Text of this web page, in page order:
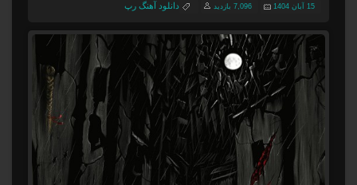
15 آبان 1404 7,096 بازدید دانلود آهنگ رپ